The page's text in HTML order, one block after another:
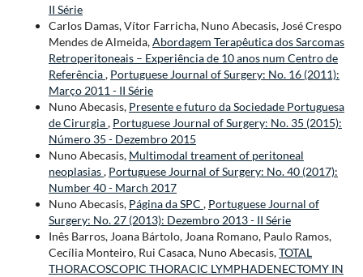
II Série
Carlos Damas, Vítor Farricha, Nuno Abecasis, José Crespo
Mendes de Almeida,Abordagem Terapêutica dos Sarcomas
Retroperitoneais – Experiência de 10 anos num Centro de
Referência, Portuguese Journal of Surgery: No. 16 (2011):
Março 2011 - II Série
Nuno Abecasis, Presente e futuro da Sociedade Portuguesa
de Cirurgia, Portuguese Journal of Surgery: No. 35 (2015):
Número 35 - Dezembro 2015
Nuno Abecasis, Multimodal treament of peritoneal
neoplasias, Portuguese Journal of Surgery: No. 40 (2017):
Number 40 - March 2017
Nuno Abecasis, Página da SPC , Portuguese Journal of
Surgery: No. 27 (2013): Dezembro 2013 - II Série
Inês Barros, Joana Bártolo, Joana Romano, Paulo Ramos,
Cecília Monteiro, Rui Casaca, Nuno Abecasis,TOTAL
THORACOSCOPIC THORACIC LYMPHADENECTOMY IN